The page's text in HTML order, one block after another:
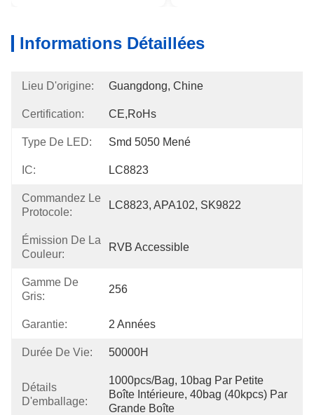
Informations Détaillées
Lieu D'origine: Guangdong, Chine
Certification: CE,RoHs
Type De LED: Smd 5050 Mené
IC: LC8823
Commandez Le
Protocole:
LC8823, APA102, SK9822
Émission De La
Couleur:
RVB Accessible
Gamme De
Gris:
256
Garantie: 2 Années
Durée De Vie: 50000H
Détails
D'emballage:
1000pcs/bag, 10bag Par Petite
Boîte Intérieure, 40bag (40kpcs) Par
Grande Boîte